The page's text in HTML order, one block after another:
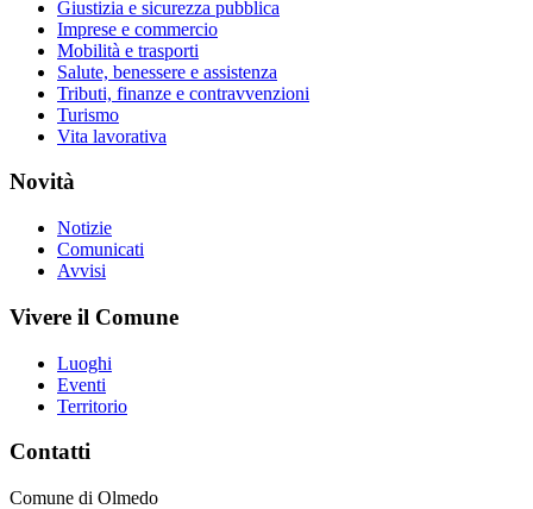
Giustizia e sicurezza pubblica
Imprese e commercio
Mobilità e trasporti
Salute, benessere e assistenza
Tributi, finanze e contravvenzioni
Turismo
Vita lavorativa
Novità
Notizie
Comunicati
Avvisi
Vivere il Comune
Luoghi
Eventi
Territorio
Contatti
Comune di Olmedo